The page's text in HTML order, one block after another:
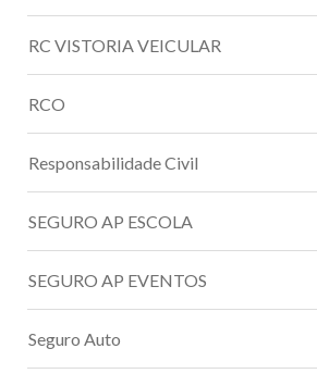
RC VISTORIA VEICULAR
RCO
Responsabilidade Civil
SEGURO AP ESCOLA
SEGURO AP EVENTOS
Seguro Auto